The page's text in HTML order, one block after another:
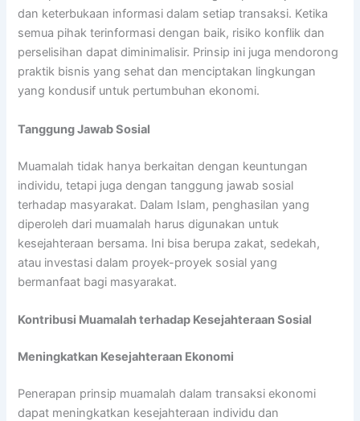
dan keterbukaan informasi dalam setiap transaksi. Ketika
semua pihak terinformasi dengan baik, risiko konflik dan
perselisihan dapat diminimalisir. Prinsip ini juga mendorong
praktik bisnis yang sehat dan menciptakan lingkungan
yang kondusif untuk pertumbuhan ekonomi.
Tanggung Jawab Sosial
Muamalah tidak hanya berkaitan dengan keuntungan
individu, tetapi juga dengan tanggung jawab sosial
terhadap masyarakat. Dalam Islam, penghasilan yang
diperoleh dari muamalah harus digunakan untuk
kesejahteraan bersama. Ini bisa berupa zakat, sedekah,
atau investasi dalam proyek-proyek sosial yang
bermanfaat bagi masyarakat.
Kontribusi Muamalah terhadap Kesejahteraan Sosial
Meningkatkan Kesejahteraan Ekonomi
Penerapan prinsip muamalah dalam transaksi ekonomi
dapat meningkatkan kesejahteraan individu dan